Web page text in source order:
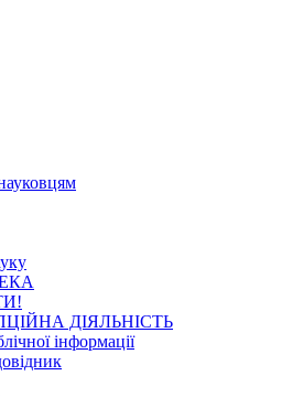
ДІЯЛЬНІСТЬ
інформації